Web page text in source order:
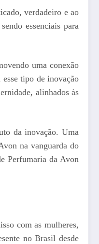
verdadeiro e ao
essenciais para
uma conexão
tipo de inovação
alinhados às
da inovação. Uma
na vanguarda do
Perfumaria da Avon
com as mulheres,
no Brasil desde